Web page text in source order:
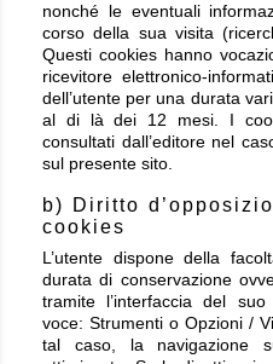
nonché le eventuali
corso della sua visita
Questi cookies hanno
ricevitore elettronico-
dell’utente per una durata
al di là dei 12 mesi. I
consultati dall’editore nel
sul presente sito.
b) Diritto
cookies
L’utente dispone della
durata di conservazione
tramite l’interfaccia del
voce: Strumenti o Opzioni /
tal caso, la navigazione